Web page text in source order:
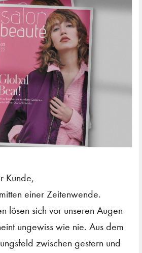
Kunde,
einer Zeitenwende.
lösen sich vor unseren Augen
ungewiss wie nie. Aus dem
zwischen gestern und